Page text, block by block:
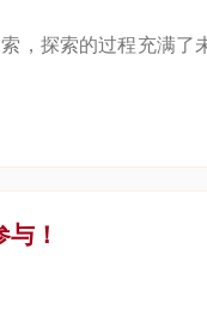
，探索的过程充满
！